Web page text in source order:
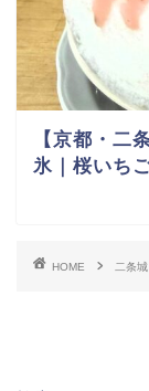
【京都・二
氷｜桜いち
HOME 二条城